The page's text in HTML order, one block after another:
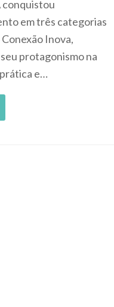
conquistou
em três categorias
Inova,
protagonismo na
e…